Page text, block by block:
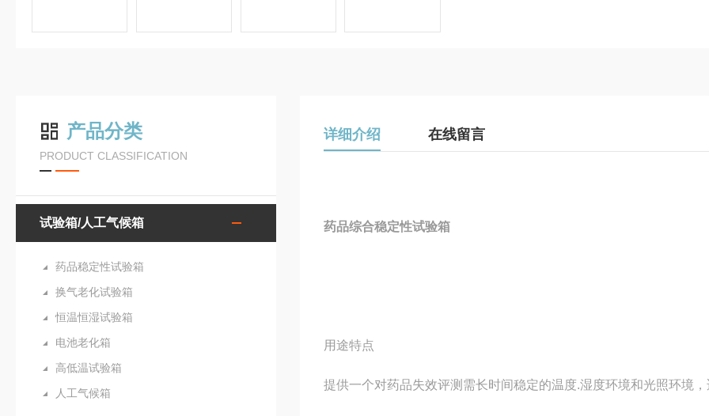
产品分类
PRODUCT CLASSIFICATION
试验箱/人工气候箱
药品稳定性试验箱
换气老化试验箱
恒温恒湿试验箱
电池老化箱
高低温试验箱
人工气候箱
详细介绍 在线留言
药品综合稳定性试验箱
用途特点
提供一个对药品失效评测需长时间稳定的温度.湿度环境和光照环境